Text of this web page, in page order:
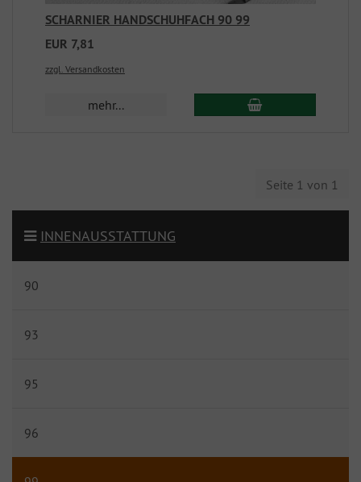
SCHARNIER HANDSCHUHFACH 90 99
EUR 7,81
zzgl. Versandkosten
mehr...
Seite 1 von 1
INNENAUSSTATTUNG
90
93
95
96